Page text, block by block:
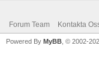
Forum Team Kontakta
Powered By MyBB , © 2002-